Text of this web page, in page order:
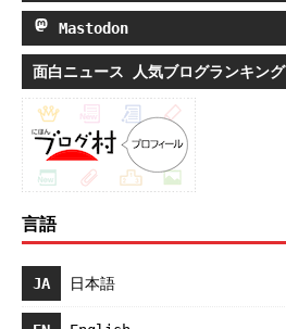
Mastodon
面白ニュース 人気ブログランキング
言語
JA 日本語